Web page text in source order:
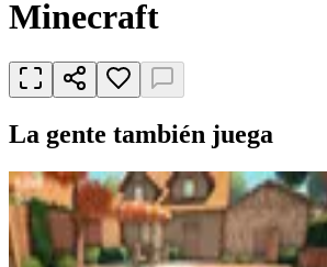
Minecraft
La gente también juega